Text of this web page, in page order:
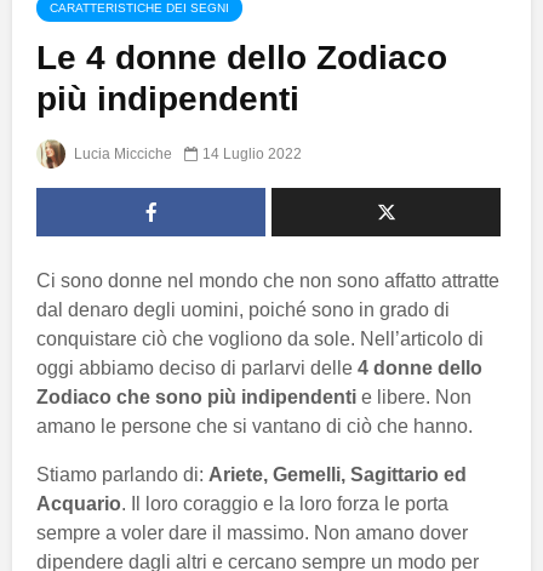
CARATTERISTICHE DEI SEGNI
Le 4 donne dello Zodiaco
più indipendenti
Lucia Micciche 14 Luglio 2022
Ci sono donne nel mondo che non sono affatto attratte
dal denaro degli uomini, poiché sono in grado di
conquistare ciò che vogliono da sole. Nell’articolo di
oggi abbiamo deciso di parlarvi delle 4 donne dello
Zodiaco che sono più indipendenti e libere. Non
amano le persone che si vantano di ciò che hanno.
Stiamo parlando di: Ariete, Gemelli, Sagittario ed
Acquario. Il loro coraggio e la loro forza le porta
sempre a voler dare il massimo. Non amano dover
dipendere dagli altri e cercano sempre un modo per